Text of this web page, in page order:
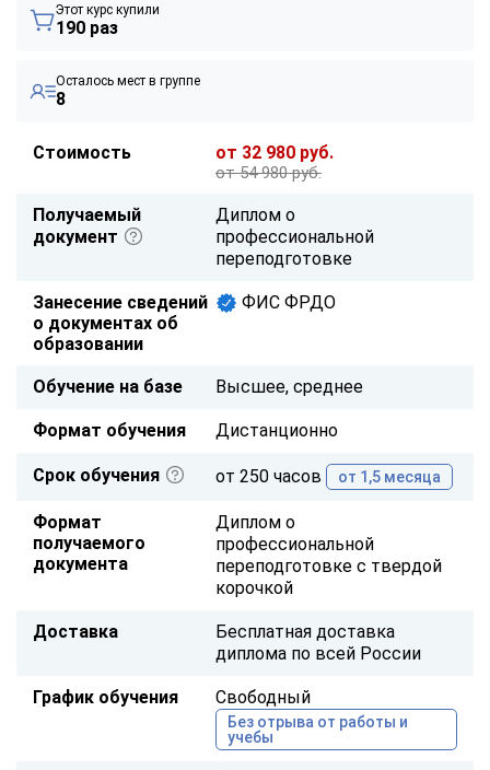
Этот курс купили
190 раз
Осталось мест в группе
8
Стоимость от 32 980 руб.
от 54 980 руб.
Получаемый
документ
Диплом о
профессиональной
переподготовке
Занесение сведений
о документах об
образовании
ФИС ФРДО
Обучение на базе Высшее, среднее
Формат обучения Дистанционно
Срок обучения от 250 часов от 1,5 месяца
Формат
получаемого
документа
Диплом о
профессиональной
переподготовке с твердой
корочкой
Доставка
Бесплатная доставка
диплома по всей России
График обучения Свободный
Без отрыва от работы и
учебы